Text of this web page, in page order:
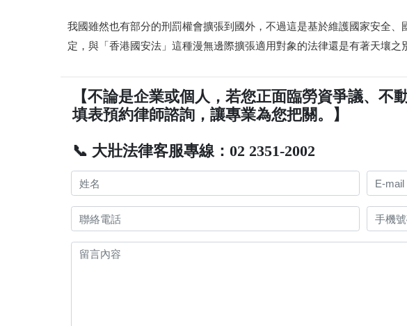
我國雖然也有部分的刑罰權會擴張到國外，不過這是基於維護國家安全
定，與「香港國安法」這種漫無邊際擴張適用對象的法律還是有著天壤之
【不論是企業或個人，若您正面臨勞資爭議、不
填表預約律師諮詢，讓專業為您把關。】
📞 大壯法律客服專線：02 2351-2002